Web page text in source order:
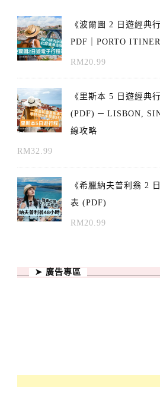
《波爾圖 2 日遊經典
PDF｜PORTO
RM20.99
《里斯本 5 日遊經典
(PDF) ─ LISBON,
線攻略
RM32.99
《希臘納夫普利翁 2
表 (PDF)
RM20.99
➤ 廣告專區